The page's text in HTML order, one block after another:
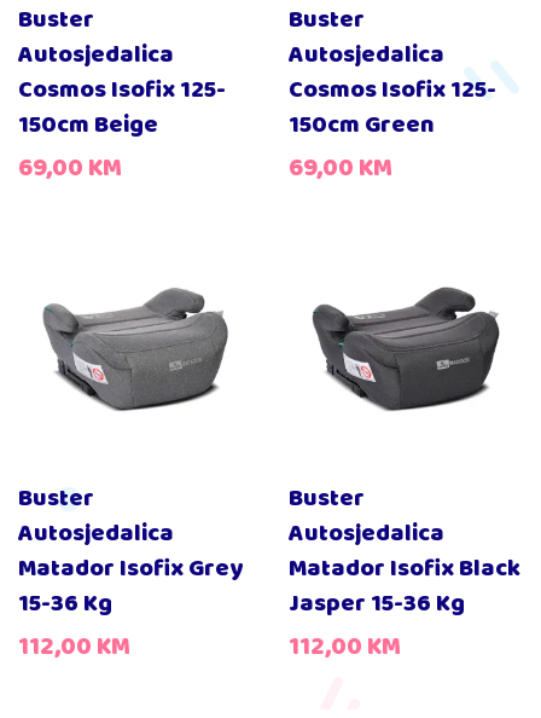
Buster
Autosjedalica
Cosmos Isofix 125-
150cm Beige
69,00KM
Buster
Autosjedalica
Cosmos Isofix 125-
150cm Green
69,00KM
Buster
Autosjedalica
Matador Isofix Grey
15-36 Kg
112,00KM
Buster
Autosjedalica
Matador Isofix Black
Jasper 15-36 Kg
112,00KM